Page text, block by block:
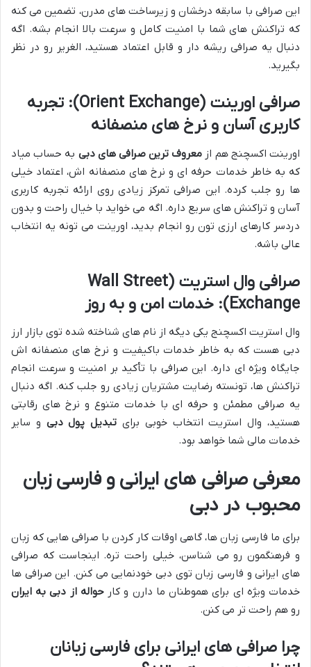
این صرافی با سابقه درخشان و زیرساخت های مدرن، تضمین می کنه
که تراکنش های شما با امنیت کامل و سرعت بالا انجام بشه. اگه
دنبال یه صرافی ریشه دار و قابل اعتماد هستید، الغریر رو در نظر
بگیرید.
صرافی اورینت (Orient Exchange): تجربه
کاربری آسان و نرخ های منصفانه
اورینت اکسچنج هم از معروف ترین صرافی های دبی به حساب میاد
که به خاطر خدمات حرفه ای و نرخ های منصفانه اش، اعتماد خیلی
ها رو جلب کرده. این صرافی تمرکز زیادی روی ارائه تجربه کاربری
آسان و تراکنش های سریع داره. اگه می خواید با خیال راحت و بدون
دردسر کارهای ارزی تون رو انجام بدید، اورینت می تونه یه انتخاب
عالی باشه.
صرافی وال استریت (Wall Street
Exchange): خدمات امن و به روز
وال استریت اکسچنج یکی دیگه از نام های شناخته شده توی بازار ارز
دبی هست که به خاطر خدمات باکیفیت و نرخ های منصفانه اش
جایگاه ویژه ای داره. این صرافی با تأکید بر امنیت و سرعت انجام
تراکنش ها، تونسته رضایت مشتریان زیادی رو جلب کنه. اگه دنبال
یه صرافی مطمئن و حرفه ای با خدمات متنوع و نرخ های رقابتی
هستید، وال استریت انتخاب خوبی برای تبدیل پول دبی و سایر
خدمات مالی شما خواهد بود.
معرفی صرافی های ایرانی و فارسی زبان
محبوب در دبی
برای ما فارسی زبان ها، گاهی اوقات کار کردن با صرافی هایی که زبان
و فرهنگمون رو می شناسن، خیلی راحت تره. اینجاست که صرافی
های ایرانی و فارسی زبان توی دبی خودنمایی می کنن. این صرافی ها
خدمات ویژه ای برای هموطنان ما دارن و کارحواله از دبی به ایران
رو هم راحت تر می کنن.
چرا صرافی های ایرانی برای فارسی زبانان